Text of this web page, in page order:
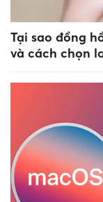
Tại sao đồng
và cách chọn